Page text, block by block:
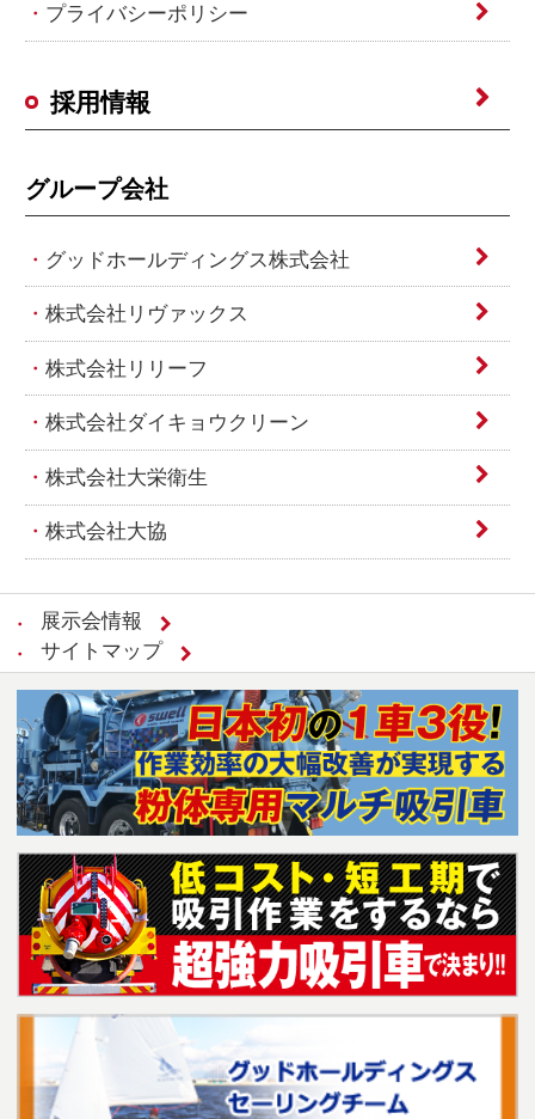
プライバシーポリシー
採用情報
グループ会社
グッドホールディングス株式会社
株式会社リヴァックス
株式会社リリーフ
株式会社ダイキョウクリーン
株式会社大栄衛生
株式会社大協
展示会情報
サイトマップ